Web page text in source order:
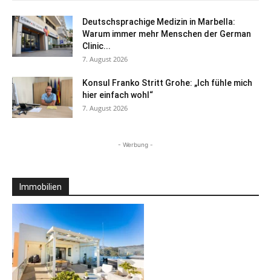
Deutschsprachige Medizin in Marbella:
Warum immer mehr Menschen der German
Clinic...
7. August 2026
Konsul Franko Stritt Grohe: „Ich fühle mich
hier einfach wohl“
7. August 2026
- Werbung -
Immobilien